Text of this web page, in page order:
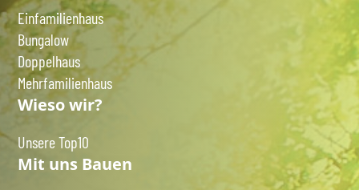
Einfamilienhaus
Bungalow
Doppelhaus
Mehrfamilienhaus
Wieso wir?
Unsere Top10
Mit uns Bauen